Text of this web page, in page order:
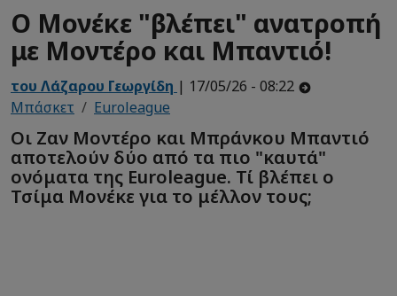
Ο Μονέκε "βλέπει" ανατροπή
με Μοντέρο και Μπαντιό!
του Λάζαρου Γεωργίδη | 17/05/26 - 08:22
Μπάσκετ
Euroleague
Οι Ζαν Μοντέρο και Μπράνκου Μπαντιό
αποτελούν δύο από τα πιο "καυτά"
ονόματα της Euroleague. Τί βλέπει ο
Τσίμα Μονέκε για το μέλλον τους;